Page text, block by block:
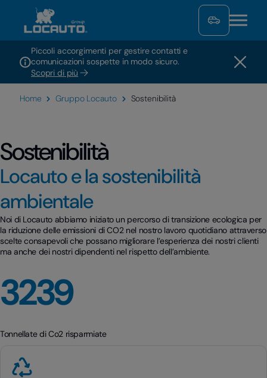
Piccoli accorgimenti per gestire contatti e
comunicazioni sospette in modo sicuro.
Scopri di più
Home Gruppo Locauto Sostenibilità
Sostenibilità
Locauto e la sostenibilità
ambientale
Noi di Locauto abbiamo iniziato un percorso di transizione ecologica per
la riduzione delle emissioni di CO2 nel nostro lavoro quotidiano attraverso
scelte consapevoli che possano migliorare l’esperienza dei nostri clienti
ma anche dei nostri dipendenti nel rispetto dell’ambiente.
3239
Tonnellate di Co2 risparmiate